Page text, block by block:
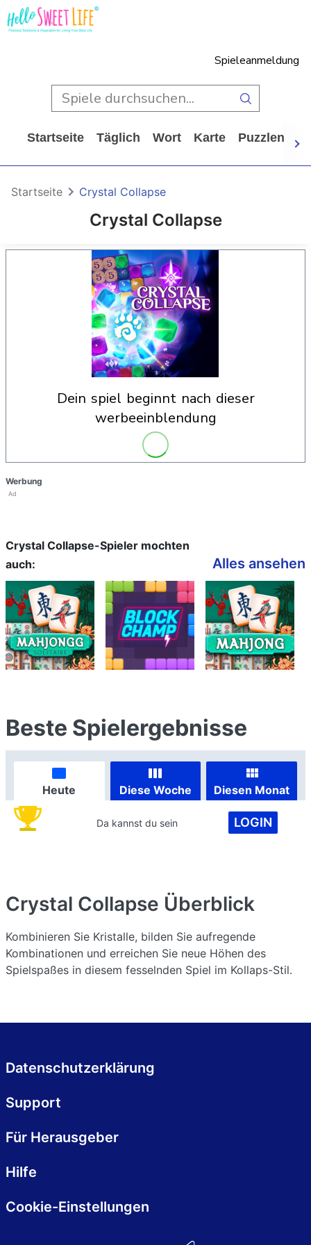
Spieleanmeldung
Startseite Täglich Wort Karte Puzzlen
Crystal Collapse
Startseite Crystal Collapse
dein spiel beginnt nach dieser
werbeeinblendung
Werbung
Ad
Crystal Collapse-Spieler mochten
auch:
Alles ansehen
Beste Spielergebnisse
Heute Diese Woche Diesen Monat
Da kannst du sein LOGIN
Crystal Collapse Überblick
Kombinieren Sie Kristalle, bilden Sie aufregende
Kombinationen und erreichen Sie neue Höhen des
Spielspaßes in diesem fesselnden Spiel im Kollaps-Stil.
Datenschutzerklärung
Support
Für Herausgeber
Hilfe
Cookie-Einstellungen